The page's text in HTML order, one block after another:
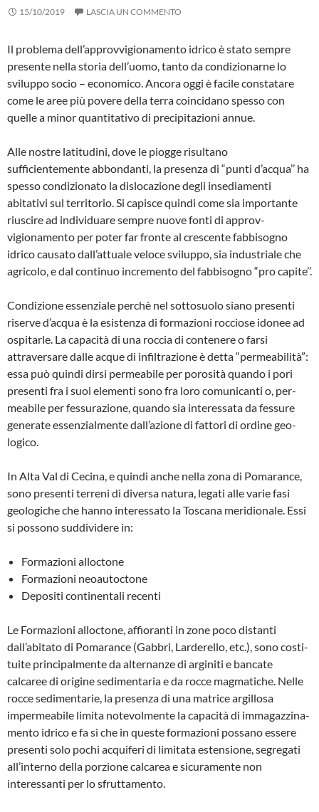
15/10/2019 LASCIA UN COMMENTO
Il problema dell’approvvigionamento idrico è stato sempre
presente nella sto­ria dell’uomo, tanto da condizionarne lo
sviluppo socio – economico. Ancora oggi è facile constatare
come le aree più po­vere della terra coincidano spesso con
quelle a minor quantitativo di precipitazio­ni annue.
Alle nostre latitudini, dove le piogge risul­tano
sufficientemente abbondanti, la pre­senza di “punti d’acqua’’ ha
spesso con­dizionato la dislocazione degli insedia­menti
abitativi sul territorio. Si capisce quindi come sia importante
riuscire ad in­dividuare sempre nuove fonti di approv­
vigionamento per poter far fronte al cre­scente fabbisogno
idrico causato dall’at­tuale veloce sviluppo, sia industriale che
agricolo, e dal continuo incremento del fabbisogno “pro capite’’.
Condizione essenziale perchè nel sotto­suolo siano presenti
riserve d’acqua è la esistenza di formazioni rocciose idonee ad
ospitarle. La capacità di una roccia di contenere o farsi
attraversare dalle acque di infiltrazione è detta “permeabilità”:
es­sa può quindi dirsi permeabile per poro­sità quando i pori
presenti fra i suoi ele­menti sono fra loro comunicanti o, per­
meabile per fessurazione, quando sia in­teressata da fessure
generate essenzial­mente dall’azione di fattori di ordine geo­
logico.
In Alta Val di Cecina, e quindi anche nel­la zona di Pomarance,
sono presenti ter­reni di diversa natura, legati alle varie fa­si
geologiche che hanno interessato la Toscana meridionale. Essi
si possono suddividere in:
Formazioni alloctone
Formazioni neoautoctone
Depositi continentali recenti
Le Formazioni alloctone, affioranti in zo­ne poco distanti
dall’abitato di Pomaran­ce (Gabbri, Larderello, etc.), sono costi­
tuite principalmente da alternanze di ar­giniti e bancate
calcaree di origine sedi­mentaria e da rocce magmatiche. Nelle
rocce sedimentarie, la presenza di una matrice argillosa
impermeabile limita no­tevolmente la capacità di immagazzina­
mento idrico e fa si che in queste forma­zioni possano essere
presenti solo pochi acquiferi di limitata estensione, segrega­ti
all’interno della porzione calcarea e si­curamente non
interessanti per lo sfrut­tamento.